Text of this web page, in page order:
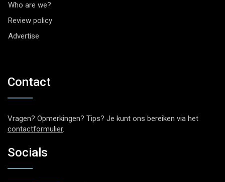
Who are we?
Review policy
Advertise
Contact
Vragen? Opmerkingen? Tips? Je kunt ons bereiken via het
contactformulier.
Socials